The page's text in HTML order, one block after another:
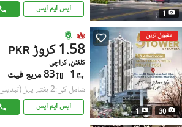
1 ایس ایم ایس
مقبول ترین
30
1
PKR 1.58 کروڑ
کلفٹن, کراچی
1 83 مربع فیٹ
شامل کی:2 ہفتے پہل (تبدیلی
ایس ایم ایس